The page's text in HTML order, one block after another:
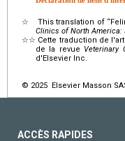
☆
This translation of
Clinics of North America:
☆☆ Cette traduction de
de la revue Veterinary
d'Elsevier Inc.
© 2025 Elsevier Masson
ACCÈS RAPIDES